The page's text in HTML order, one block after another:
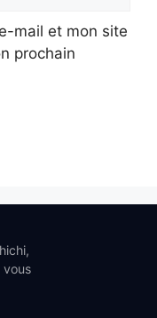
mail et mon site
prochain
vous